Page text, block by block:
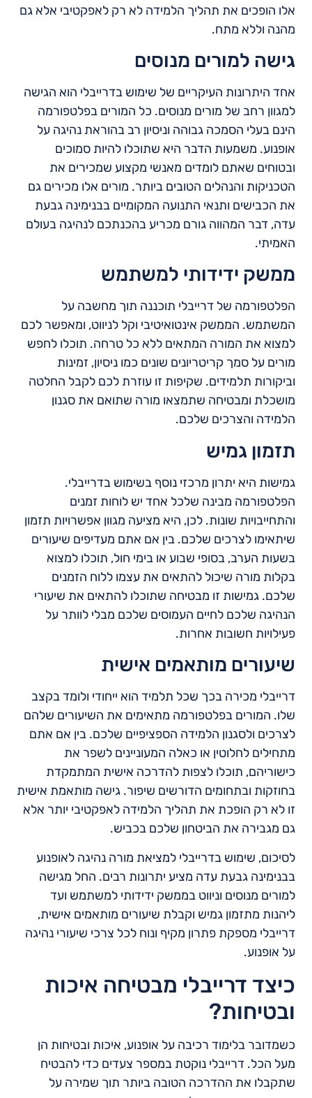
אלו הופכים את תהליך הלמידה לא רק לאפקטיבי אלא גם
מהנה וללא מתח.
גישה למורים מנוסים
אחד היתרונות העיקריים של שימוש בדרייבלי הוא הגישה
למגוון רחב של מורים מנוסים. כל המורים בפלטפורמה
הינם בעלי הסמכה גבוהה וניסיון רב בהוראת נהיגה על
אופנוע. משמעות הדבר היא שתוכלו להיות סמוכים
ובטוחים שאתם לומדים מאנשי מקצוע שמכירים את
הטכניקות והנהלים הטובים ביותר. מורים אלו מכירים גם
את הכבישים ותנאי התנועה המקומיים בבנימינה גבעת
עדה, דבר המהווה גורם מכריע בהכנתכם לנהיגה בעולם
האמיתי.
ממשק ידידותי למשתמש
הפלטפורמה של דרייבלי תוכננה תוך מחשבה על
המשתמש. הממשק אינטואיטיבי וקל לניווט, ומאפשר לכם
למצוא את המורה המתאים ללא כל טרחה. תוכלו לחפש
מורים על סמך קריטריונים שונים כמו ניסיון, זמינות
וביקורות תלמידים. שקיפות זו עוזרת לכם לקבל החלטה
מושכלת ומבטיחה שתמצאו מורה שתואם את סגנון
הלמידה והצרכים שלכם.
תזמון גמיש
גמישות היא יתרון מרכזי נוסף בשימוש בדרייבלי.
הפלטפורמה מבינה שלכל אחד יש לוחות זמנים
והתחייבויות שונות. לכן, היא מציעה מגוון אפשרויות תזמון
שיתאימו לצרכים שלכם. בין אם אתם מעדיפים שיעורים
בשעות הערב, בסופי שבוע או בימי חול, תוכלו למצוא
בקלות מורה שיכול להתאים את עצמו ללוח הזמנים
שלכם. גמישות זו מבטיחה שתוכלו להתאים את שיעורי
הנהיגה שלכם לחיים העמוסים שלכם מבלי לוותר על
פעילויות חשובות אחרות.
שיעורים מותאמים אישית
דרייבלי מכירה בכך שכל תלמיד הוא ייחודי ולומד בקצב
שלו. המורים בפלטפורמה מתאימים את השיעורים שלהם
לצרכים ולסגנון הלמידה הספציפיים שלכם. בין אם אתם
מתחילים לחלוטין או כאלה המעוניינים לשפר את
כישוריהם, תוכלו לצפות להדרכה אישית המתמקדת
בחוזקות ובתחומים הדורשים שיפור. גישה מותאמת אישית
זו לא רק הופכת את תהליך הלמידה לאפקטיבי יותר אלא
גם מגבירה את הביטחון שלכם בכביש.
לסיכום, שימוש בדרייבלי למציאת מורה נהיגה לאופנוע
בבנימינה גבעת עדה מציע יתרונות רבים. החל מגישה
למורים מנוסים וניווט בממשק ידידותי למשתמש ועד
ליהנות מתזמון גמיש וקבלת שיעורים מותאמים אישית,
דרייבלי מספקת פתרון מקיף ונוח לכל צרכי שיעורי נהיגה
על אופנוע.
כיצד דרייבלי מבטיחה איכות
ובטיחות?
כשמדובר בלימוד רכיבה על אופנוע, איכות ובטיחות הן
מעל הכל. דרייבלי נוקטת במספר צעדים כדי להבטיח
שתקבלו את ההדרכה הטובה ביותר תוך שמירה על